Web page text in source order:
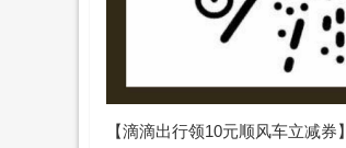
【滴滴出行领10元顺风车立减券】